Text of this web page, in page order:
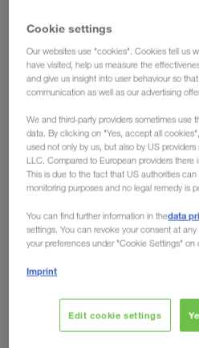
Cookie settings
Our websites use "cookies". Cookies tell us
have visited, help us measure the
and give us insight into user behaviour so
communication as well as our advertising
We and third-party providers sometimes use
data. By clicking on "Yes, accept all
used not only by us, but also by US
LLC. Compared to European providers there
This is due to the fact that US authorities
monitoring purposes and no legal remedy is
You can find further information in thedata
settings. You can revoke your consent at
your preferences under "Cookie Settings" on
Imprint
Edit cookie settings